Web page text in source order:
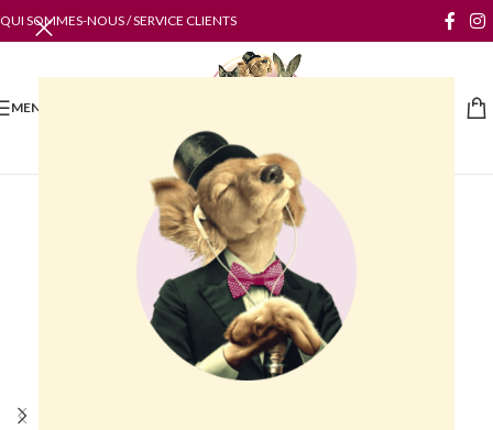
QUI SOMMES-NOUS / SERVICE CLIENTS
MENU